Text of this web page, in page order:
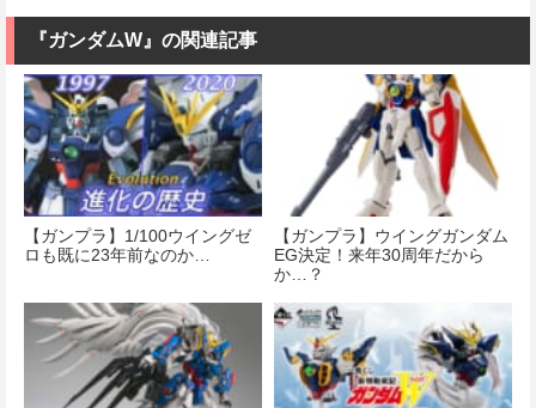
『ガンダムW』の関連記事
【ガンプラ】1/100ウイングゼ
ロも既に23年前なのか…
【ガンプラ】ウイングガンダム
EG決定！来年30周年だから
か…？